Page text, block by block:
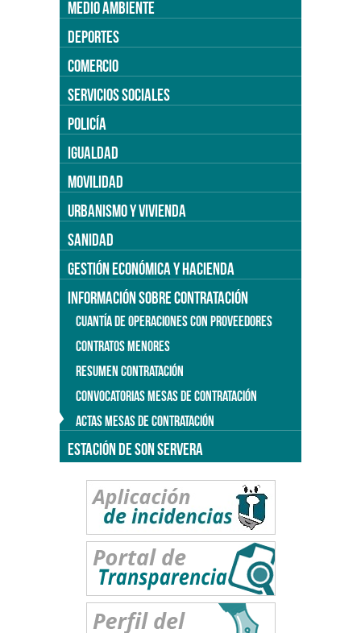
MEDIO AMBIENTE
DEPORTES
COMERCIO
SERVICIOS SOCIALES
POLICÍA
IGUALDAD
MOVILIDAD
URBANISMO Y VIVIENDA
SANIDAD
GESTIÓN ECONÓMICA Y HACIENDA
INFORMACIÓN SOBRE CONTRATACIÓN
CUANTÍA DE OPERACIONES CON PROVEEDORES
CONTRATOS MENORES
RESUMEN CONTRATACIÓN
CONVOCATORIAS MESAS DE CONTRATACIÓN
ACTAS MESAS DE CONTRATACIÓN
ESTACIÓN DE SON SERVERA